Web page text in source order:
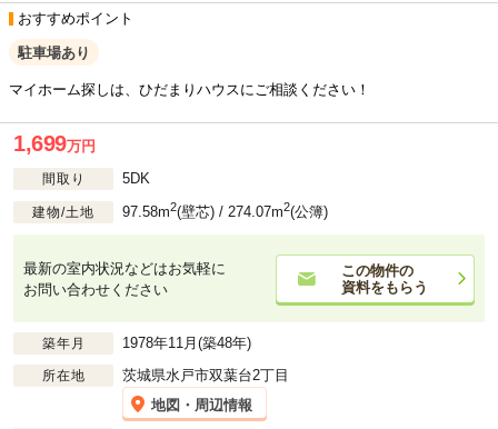
おすすめポイント
駐車場あり
マイホーム探しは、ひだまりハウスにご相談ください！
1,699万円
間取り 5DK
建物/土地 97.58m2(壁芯) / 274.07m2(公簿)
最新の室内状況などはお気軽に
お問い合わせください
この物件の
資料をもらう
築年月 1978年11月(築48年)
所在地
茨城県水戸市双葉台2丁目
地図・周辺情報